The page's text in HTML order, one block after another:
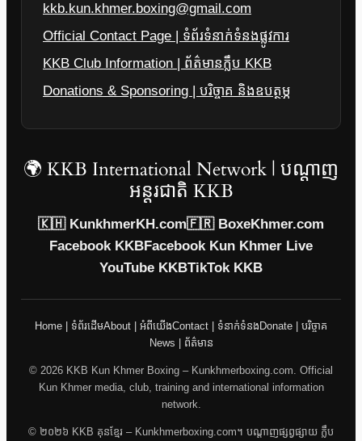
kkb.kun.khmer.boxing@gmail.com
Official Contact Page | ទំព័រទំនាក់ទំនងផ្លូវការ
KKB Club Information | ព័ត៌មានក្លឹប KKB
Donations & Sponsoring | បរិច្ចាគ និងឧបត្ថម្ភ
🌍 KKB International Network | បណ្តាញ
អន្តរជាតិ KKB
🇰🇭 KunkhmerKH.com🇫🇷 BoxeKhmer.com
Facebook KKBFacebook Kun Khmer Live
YouTube KKBTikTok KKB
Home | ទំព័រដើមAbout | អំពីយើងContact | ទំនាក់ទំនង Donate | បរិច្ចាគ
News | ព័ត៌មាន
© 2026 KKB Kun Khmer Boxing – Kunkhmerboxing.com. Official
Kun Khmer media, club, training and international information
network.
© ២០២៦ KKB គុនខ្មែរ – Kunkhmerboxing.com។ បណ្តាញផ្សព្វផ្សាយ ក្លឹប